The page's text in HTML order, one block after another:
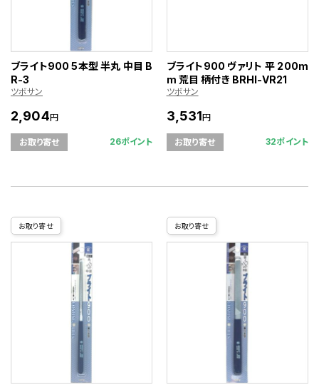
ブライト900 5本型 半丸 中目 B
R-3
ツボサン
2,904円
お取り寄せ 26ポイント
ブライト900 ヴァリト 平 200m
m 荒目 柄付き BRHI-VR21
ツボサン
3,531円
お取り寄せ 32ポイント
お取り寄せ お取り寄せ